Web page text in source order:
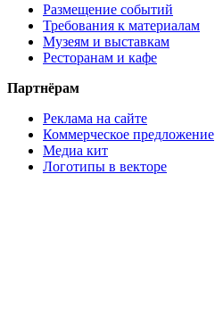
Размещение событий
Требования к материалам
Музеям и выставкам
Ресторанам и кафе
Партнёрам
Реклама на сайте
Коммерческое предложение
Медиа кит
Логотипы в векторе